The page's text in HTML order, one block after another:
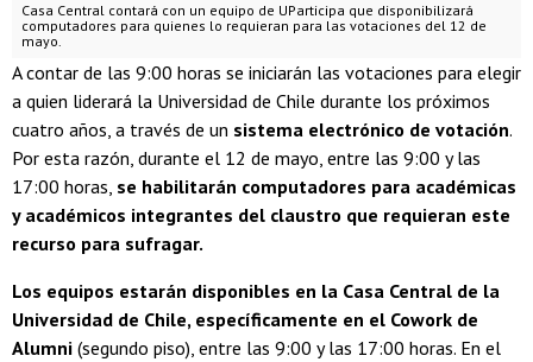
Casa Central contará con un equipo de UParticipa que disponibilizará
computadores para quienes lo requieran para las votaciones del 12 de
mayo.
A contar de las 9:00 horas se iniciarán las votaciones para elegir
a quien liderará la Universidad de Chile durante los próximos
cuatro años, a través de un sistema electrónico de votación.
Por esta razón, durante el 12 de mayo, entre las 9:00 y las
17:00 horas, se habilitarán computadores para académicas
y académicos integrantes del claustro que requieran este
recurso para sufragar.
Los equipos estarán disponibles en la Casa Central de la
Universidad de Chile, específicamente en el Cowork de
Alumni (segundo piso), entre las 9:00 y las 17:00 horas. En el